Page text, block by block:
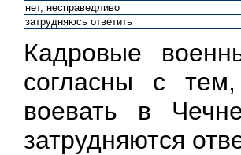
нет, несправедливо
затрудняюсь ответить
Кадровые
согласны с
воевать в
затрудняются